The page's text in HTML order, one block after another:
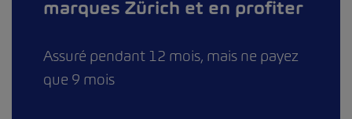
marques Zürich et en profiter
Assuré pendant 12 mois, mais ne payez
que 9 mois